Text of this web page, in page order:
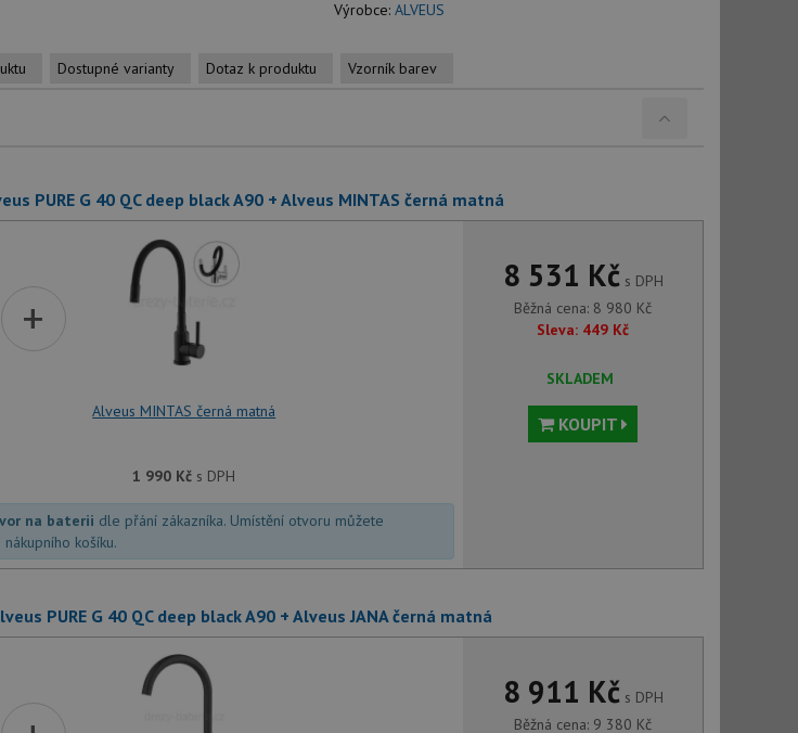
Výrobce: ALVEUS
Dostupné varianty Dotaz k produktu Vzorník barev
PURE G 40 QC deep black A90 + Alveus MINTAS černá matná
+
Alveus MINTAS černá matná
1 990 Kč s DPH
8 531 Kčs DPH
Běžná cena: 8 980 Kč
Sleva: 449 Kč
SKLADEM
KOUPIT
na baterii dle přání zákazníka. Umístění otvoru můžete
košíku.
PURE G 40 QC deep black A90 + Alveus JANA černá matná
8 911 Kčs DPH
Běžná cena: 9 380 Kč